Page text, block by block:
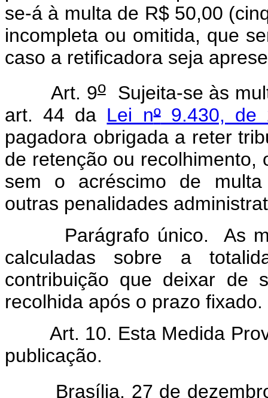
se-á à multa de R$ 50,00
incompleta ou omitida, que
caso a retificadora seja
Art. 9oSujeita-se às
art. 44 da Lei nº9.430, de
pagadora obrigada a reter
de retenção ou recolhimento,
sem o acréscimo de multa
outras penalidades
Parágrafo único. As
calculadas sobre a
contribuição que deixar de
recolhida após o prazo fixado.
Art. 10. Esta Medida
publicação.
Brasília, 27 de dezembro